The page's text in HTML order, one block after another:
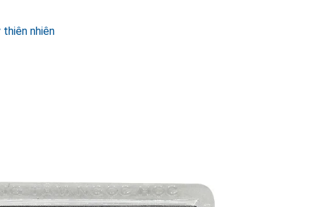
thiên nhiên